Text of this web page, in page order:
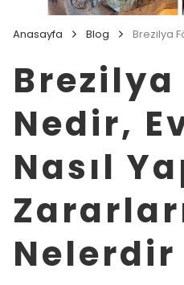
Anasayfa Blog
Brezilya
Nedir,
Nasıl
Nelerdir